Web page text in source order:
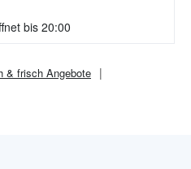
bis 20:00
& frisch Angebote